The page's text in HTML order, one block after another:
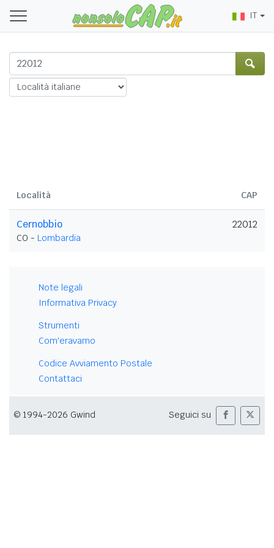
IT
Località CAP
Cernobbio
CO - Lombardia
22012
Note legali
Informativa Privacy
Strumenti
Com'eravamo
Codice Avviamento Postale
Contattaci
© 1994-2026 Gwind Seguici su